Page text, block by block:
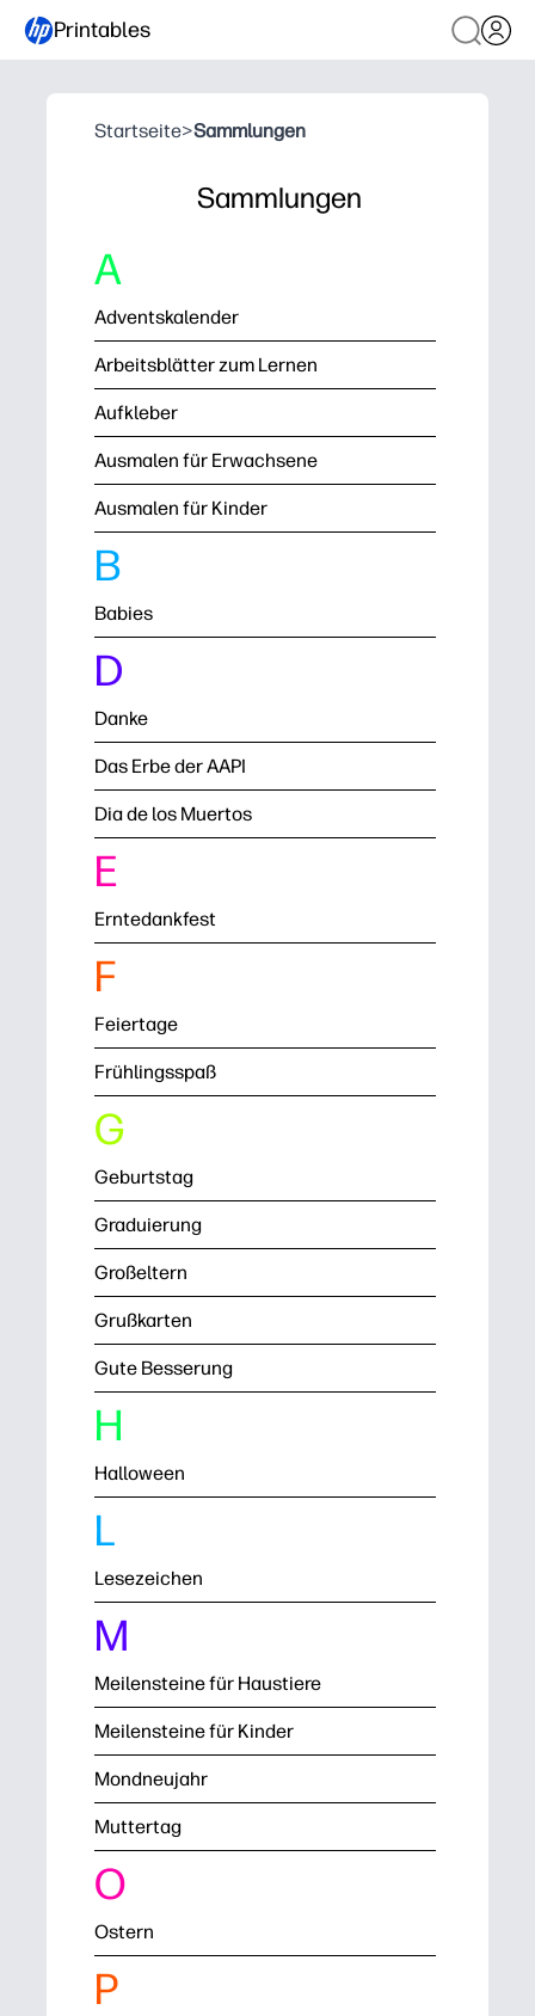
Printables
Startseite>Sammlungen
Sammlungen
A
Adventskalender
Arbeitsblätter zum Lernen
Aufkleber
Ausmalen für Erwachsene
Ausmalen für Kinder
B
Babies
D
Danke
Das Erbe der AAPI
Dia de los Muertos
E
Erntedankfest
F
Feiertage
Frühlingsspaß
G
Geburtstag
Graduierung
Großeltern
Grußkarten
Gute Besserung
H
Halloween
L
Lesezeichen
M
Meilensteine für Haustiere
Meilensteine für Kinder
Mondneujahr
Muttertag
O
Ostern
P